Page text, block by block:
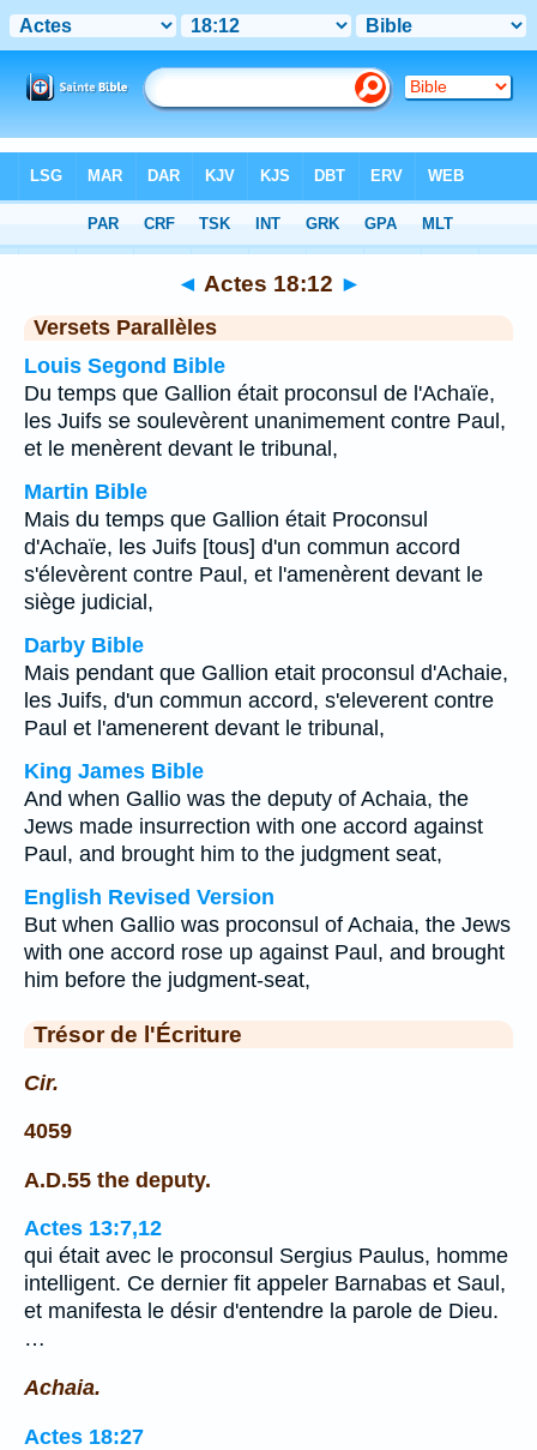
Chapitre 18> Verset 12
◄ Actes 18:12 ►
Versets Parallèles
Louis Segond Bible
Du temps que Gallion était proconsul de l'Achaïe,
les Juifs se soulevèrent unanimement contre Paul,
et le menèrent devant le tribunal,
Martin Bible
Mais du temps que Gallion était Proconsul
d'Achaïe, les Juifs [tous] d'un commun accord
s'élevèrent contre Paul, et l'amenèrent devant le
siège judicial,
Darby Bible
Mais pendant que Gallion etait proconsul d'Achaie,
les Juifs, d'un commun accord, s'eleverent contre
Paul et l'amenerent devant le tribunal,
King James Bible
And when Gallio was the deputy of Achaia, the
Jews made insurrection with one accord against
Paul, and brought him to the judgment seat,
English Revised Version
But when Gallio was proconsul of Achaia, the Jews
with one accord rose up against Paul, and brought
him before the judgment-seat,
Trésor de l'Écriture
Cir.
4059
A.D.55 the deputy.
Actes 13:7,12
qui était avec le proconsul Sergius Paulus, homme
intelligent. Ce dernier fit appeler Barnabas et Saul,
et manifesta le désir d'entendre la parole de Dieu.
…
Achaia.
Actes 18:27